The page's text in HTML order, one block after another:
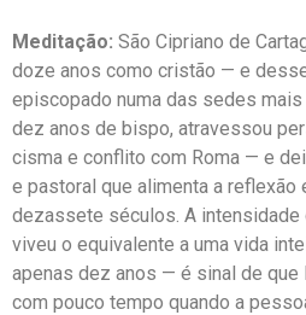
Meditação: São Cipriano de
doze anos como cristão — e
episcopado numa das sedes
dez anos de bispo, atravessou
cisma e conflito com Roma — e
e pastoral que alimenta a reflexão
dezassete séculos. A intensidade
viveu o equivalente a uma vida
apenas dez anos — é sinal de
com pouco tempo quando a